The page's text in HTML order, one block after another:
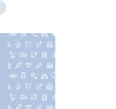
よって治療され
ビリが回復の鍵